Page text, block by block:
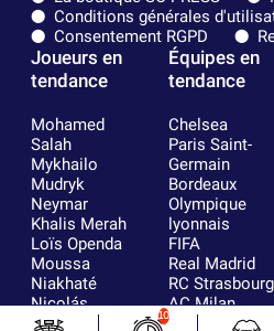
Conditions générales
Consentement RGPD
Joueurs en
tendance
Mohamed
Salah
Mykhailo
Mudryk
Neymar
Khalis Merah
Loïs Openda
Moussa
Niakhaté
Nicolás
Tagliafico
Équipes en
tendance
Chelsea
Paris Saint-
Germain
Bordeaux
Olympique
lyonnais
FIFA
Real Madrid
RC Strasbourg
AC Milan
France
10